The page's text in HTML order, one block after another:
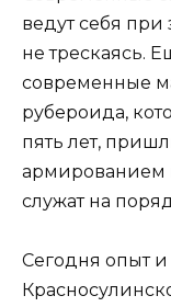
ведут себя при
не трескаясь.
современные
рубероида,
пять лет,
армированием
служат на
Сегодня опыт и